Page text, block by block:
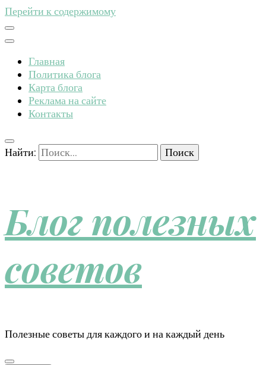
Перейти к содержимому
Главная
Политика блога
Карта блога
Реклама на сайте
Контакты
Найти:
Блог полезных
советов
Полезные советы для каждого и на каждый день